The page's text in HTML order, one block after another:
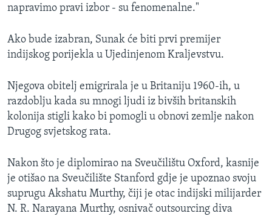
napravimo pravi izbor - su fenomenalne."
Ako bude izabran, Sunak će biti prvi premijer
indijskog porijekla u Ujedinjenom Kraljevstvu.
Njegova obitelj emigrirala je u Britaniju 1960-ih, u
razdoblju kada su mnogi ljudi iz bivših britanskih
kolonija stigli kako bi pomogli u obnovi zemlje nakon
Drugog svjetskog rata.
Nakon što je diplomirao na Sveučilištu Oxford, kasnije
je otišao na Sveučilište Stanford gdje je upoznao svoju
suprugu Akshatu Murthy, čiji je otac indijski milijarder
N. R. Narayana Murthy, osnivač outsourcing diva